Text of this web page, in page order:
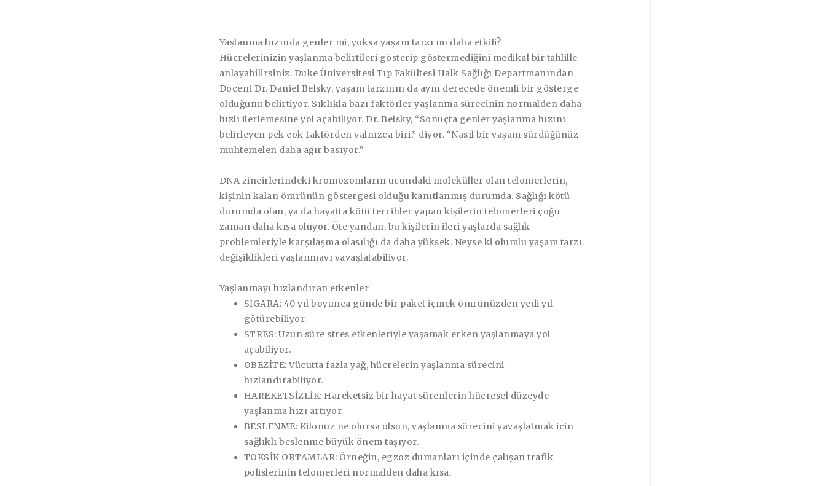
Yaşlanma hızında genler mi, yoksa yaşam tarzı mı daha etkili?
Hücrelerinizin yaşlanma belirtileri gösterip göstermediğini medikal bir tahlille
anlayabilirsiniz. Duke Üniversitesi Tıp Fakültesi Halk Sağlığı Departmanından
Doçent Dr. Daniel Belsky, yaşam tarzının da aynı derecede önemli bir gösterge
olduğunu belirtiyor. Sıklıkla bazı faktörler yaşlanma sürecinin normalden daha
hızlı ilerlemesine yol açabiliyor. Dr. Belsky, “Sonuçta genler yaşlanma hızını
belirleyen pek çok faktörden yalnızca biri,” diyor. “Nasıl bir yaşam sürdüğünüz
muhtemelen daha ağır basıyor.”
DNA zincirlerindeki kromozomların ucundaki moleküller olan telomerlerin,
kişinin kalan ömrünün göstergesi olduğu kanıtlanmış durumda. Sağlığı kötü
durumda olan, ya da hayatta kötü tercihler yapan kişilerin telomerleri çoğu
zaman daha kısa oluyor. Öte yandan, bu kişilerin ileri yaşlarda sağlık
problemleriyle karşılaşma olasılığı da daha yüksek. Neyse ki olumlu yaşam tarzı
değişiklikleri yaşlanmayı yavaşlatabiliyor.
Yaşlanmayı hızlandıran etkenler
SİGARA: 40 yıl boyunca günde bir paket içmek ömrünüzden yedi yıl
götürebiliyor.
STRES: Uzun süre stres etkenleriyle yaşamak erken yaşlanmaya yol
açabiliyor.
OBEZİTE: Vücutta fazla yağ, hücrelerin yaşlanma sürecini
hızlandırabiliyor.
HAREKETSİZLİK: Hareketsiz bir hayat sürenlerin hücresel düzeyde
yaşlanma hızı artıyor.
BESLENME: Kilonuz ne olursa olsun, yaşlanma sürecini yavaşlatmak için
sağlıklı beslenme büyük önem taşıyor.
TOKSİK ORTAMLAR: Örneğin, egzoz dumanları içinde çalışan trafik
polislerinin telomerleri normalden daha kısa.